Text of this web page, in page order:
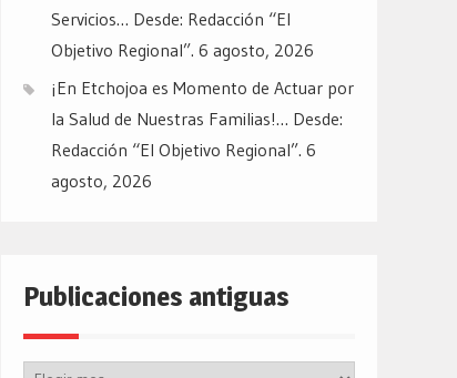
Servicios… Desde: Redacción “El
Objetivo Regional”. 6 agosto, 2026
¡En Etchojoa es Momento de Actuar por
la Salud de Nuestras Familias!… Desde:
Redacción “El Objetivo Regional”. 6
agosto, 2026
Publicaciones antiguas